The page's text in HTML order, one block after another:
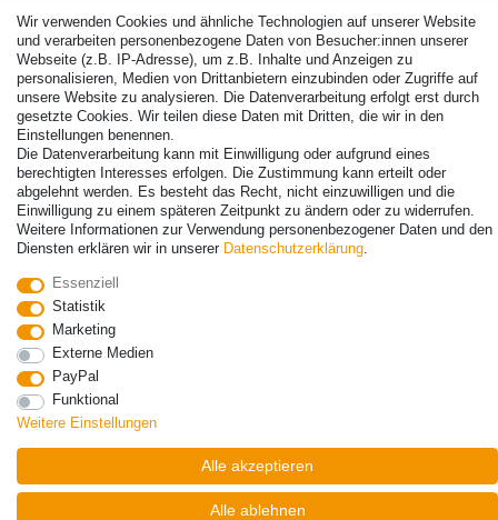
© Copyright 2026 | Alle Rechte vorbehalten. - Alle Rechte vorbehalten.
Preisangaben inkl. gesetzl. 19% MwSt. | Grundpreise siehe Artikeldetail | *Gilt für
Lieferungen nach Deutschland!
Vertrag widerrufen Kontakt
Wir verwenden Cookies und ähnliche Technologien auf unserer Website
und verarbeiten personenbezogene Daten von Besucher:innen unserer
Webseite (z.B. IP-Adresse), um z.B. Inhalte und Anzeigen zu
personalisieren, Medien von Drittanbietern einzubinden oder Zugriffe auf
unsere Website zu analysieren. Die Datenverarbeitung erfolgt erst durch
gesetzte Cookies. Wir teilen diese Daten mit Dritten, die wir in den
Einstellungen benennen.
Die Datenverarbeitung kann mit Einwilligung oder aufgrund eines
berechtigten Interesses erfolgen. Die Zustimmung kann erteilt oder
abgelehnt werden. Es besteht das Recht, nicht einzuwilligen und die
Einwilligung zu einem späteren Zeitpunkt zu ändern oder zu widerrufen.
Weitere Informationen zur Verwendung personenbezogener Daten und den
Diensten erklären wir in unserer Daten­schutz­erklärung.
Essenziell
Statistik
Marketing
Externe Medien
PayPal
Funktional
Weitere Einstellungen
Alle akzeptieren
Alle ablehnen